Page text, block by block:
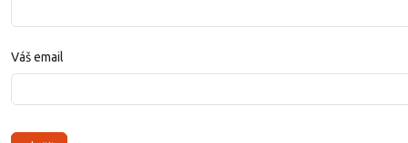
Váš email